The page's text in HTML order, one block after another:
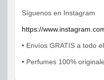
Síguenos en Instagram
https://
• Envíos GRATIS a todo
• Perfumes 100%